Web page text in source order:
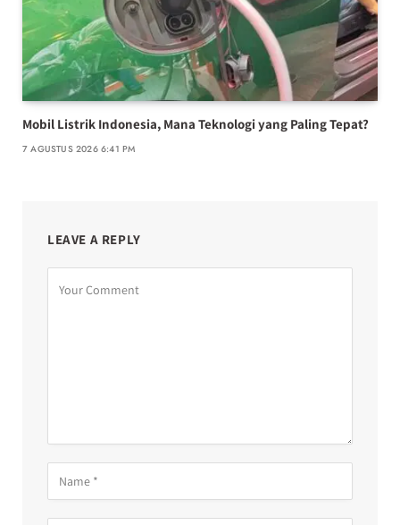
Mobil Listrik Indonesia, Mana Teknologi yang Paling Tepat?
7 AGUSTUS 2026 6:41 PM
LEAVE A REPLY